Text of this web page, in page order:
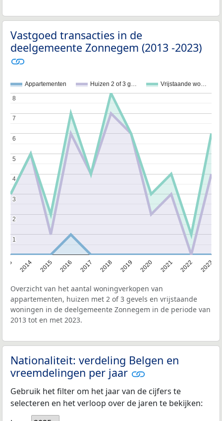
Vastgoed transacties in de
deelgemeente Zonnegem (2013 -2023)
Appartementen Huizen 2 of 3 g… Vrijstaande wo…
2014 2015 2016 2017 2018 2019 2020 2021 2022 2023
1
1
2
2
3
3
4
4
5
5
6
6
7
7
8
8
Overzicht van het aantal woningverkopen van
appartementen, huizen met 2 of 3 gevels en vrijstaande
woningen in de deelgemeente Zonnegem in de periode van
2013 tot en met 2023.
Nationaliteit: verdeling Belgen en
vreemdelingen per jaar
Gebruik het filter om het jaar van de cijfers te
selecteren en het verloop over de jaren te bekijken: